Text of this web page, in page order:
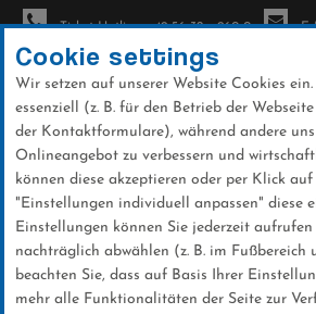
Direkt
zum
Inhalt
Ticket-Hotline: +49 56 32 - 960-0 E-
News
Cookie settings
Wir setzen auf unserer Website Cookies
essenziell (z. B. für den Betrieb der
der Kontaktformulare), während andere
Onlineangebot zu verbessern und
können diese akzeptieren oder per Klick
"Einstellungen individuell anpassen" diese
Einstellungen können Sie jederzeit
nachträglich abwählen (z. B. im Fußbereich
beachten Sie, dass auf Basis Ihrer
mehr alle Funktionalitäten der Seite zur